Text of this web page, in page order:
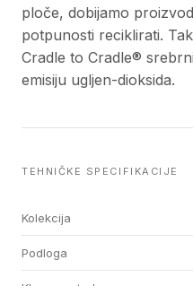
ploče, dobijamo
potpunosti reciklirati.
Cradle to Cradle®
emisiju ugljen-dioksida.
TEHNIČKE SPECIFIKACIJE
Kolekcija
Podloga